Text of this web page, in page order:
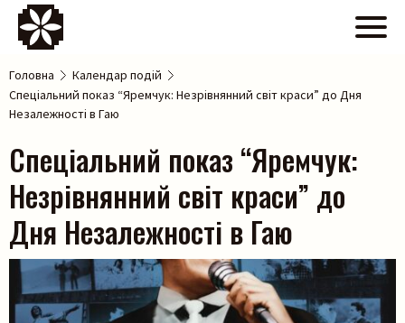
Головна
Календар подій
Спеціальний показ “Яремчук: Незрівнянний світ краси” до Дня
Незалежності в Гаю
Спеціальний показ “Яремчук:
Незрівнянний світ краси” до
Дня Незалежності в Гаю